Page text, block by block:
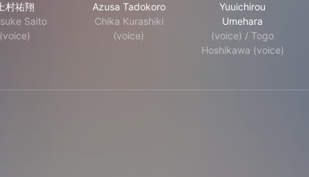
上村祐翔
Saito
(voice)
Azusa Tadokoro
Chika Kurashiki
(voice)
Yuuichirou
Umehara
(voice) / Togo
Hoshikawa (voice)